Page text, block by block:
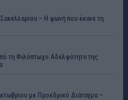
– Η φωνή που έκανε τη
τη Φιλόπτωχο Αδελφότητα της
με Προεδρικό Διάταγμα –